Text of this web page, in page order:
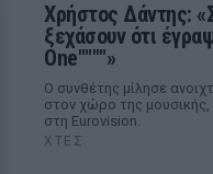
Χρήστος Δάντης:
ξεχάσουν ότι
One""""»
Ο συνθέτης μίλησε
στον χώρο της μουσικής,
στη Eurovision.
ΧΤΕΣ